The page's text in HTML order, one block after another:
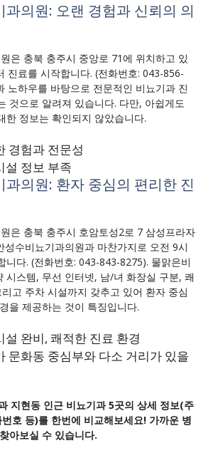
과의원: 오랜 경험과 신뢰의 의
은 충북 충주시 중앙로 71에 위치하고 있
진료를 시작합니다. (전화번호: 043-856-
노하우를 바탕으로 전문적인 비뇨기과 진
것으로 알려져 있습니다. 다만, 아쉽게도
한 정보는 확인되지 않았습니다.
경험과 전문성
설 정보 부족
과의원: 환자 중심의 편리한 진
은 충북 충주시 호암토성2로 7 삼성프라자
성수비뇨기과의원과 마찬가지로 오전 9시
니다. (전화번호: 043-843-8275). 물맑은비
시스템, 무선 인터넷, 남/녀 화장실 구분, 쾌
고 주차 시설까지 갖추고 있어 환자 중심
을 제공하는 것이 특징입니다.
설 완비, 쾌적한 진료 환경
문화동 중심부와 다소 거리가 있을
지현동 인근 비뇨기과 5곳의 상세 정보(주
호 등)를 한번에 비교해보세요! 가까운 병
아보실 수 있습니다.